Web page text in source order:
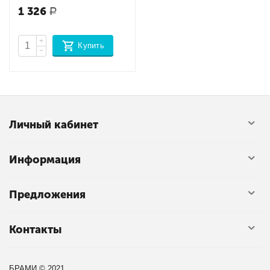
1 326 Р
+
−
Купить
Личный кабинет
Информация
Предложения
Контакты